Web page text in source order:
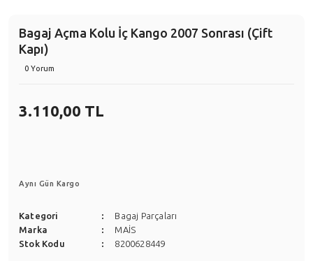
Bagaj Açma Kolu İç Kango 2007 Sonrası (Çift
Kapı)
0 Yorum
3.110,00 TL
Aynı Gün Kargo
Kategori
Bagaj Parçaları
Marka
MAİS
Stok Kodu
8200628449